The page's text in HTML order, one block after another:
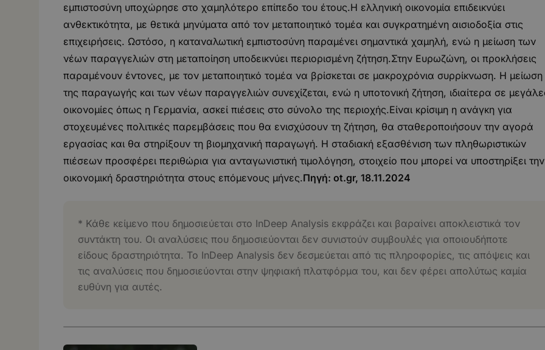
εμπιστοσύνη υποχώρησε στο χαμηλότερο επίπεδο του έτους.Η ελληνική οικονομία επιδεικνύει
ανθεκτικότητα, με θετικά μηνύματα από τον μεταποιητικό τομέα και συγκρατημένη αισιοδοξία στις
επιχειρήσεις. Ωστόσο, η καταναλωτική εμπιστοσύνη παραμένει σημαντικά χαμηλή, ενώ η μείωση των
νέων παραγγελιών στη μεταποίηση υποδεικνύει περιορισμένη ζήτηση.Στην Ευρωζώνη, οι προκλήσεις
παραμένουν έντονες, με τον μεταποιητικό τομέα να βρίσκεται σε μακροχρόνια συρρίκνωση. Η μείωση
της παραγωγής και των νέων παραγγελιών συνεχίζεται, ενώ η υποτονική ζήτηση, ιδιαίτερα σε
οικονομίες όπως η Γερμανία, ασκεί πιέσεις στο σύνολο της περιοχής.Είναι κρίσιμη η ανάγκη για
στοχευμένες πολιτικές παρεμβάσεις που θα ενισχύσουν τη ζήτηση, θα σταθεροποιήσουν την αγορά
εργασίας και θα στηρίξουν τη βιομηχανική παραγωγή. Η σταδιακή εξασθένιση των πληθωριστικών
πιέσεων προσφέρει περιθώρια για ανταγωνιστική τιμολόγηση, στοιχείο που μπορεί να υποστηρίξει την
οικονομική δραστηριότητα στους επόμενους μήνες.Πηγή: ot.gr, 18.11.2024
* Κάθε κείμενο που δημοσιεύεται στο InDeep Analysis εκφράζει και βαραίνει αποκλειστικά τον
συντάκτη του. Οι αναλύσεις που δημοσιεύονται δεν συνιστούν συμβουλές για οποιουδήποτε
είδους δραστηριότητα. Το InDeep Analysis δεν δεσμεύεται από τις πληροφορίες, τις απόψεις και
τις αναλύσεις που δημοσιεύονται στην ψηφιακή πλατφόρμα του, και δεν φέρει απολύτως καμία
ευθύνη για αυτές.